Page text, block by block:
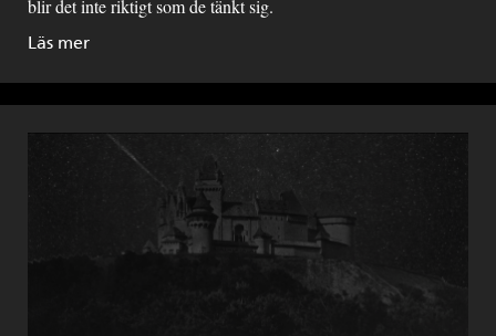
blir det inte riktigt som de tänkt sig.
Läs mer